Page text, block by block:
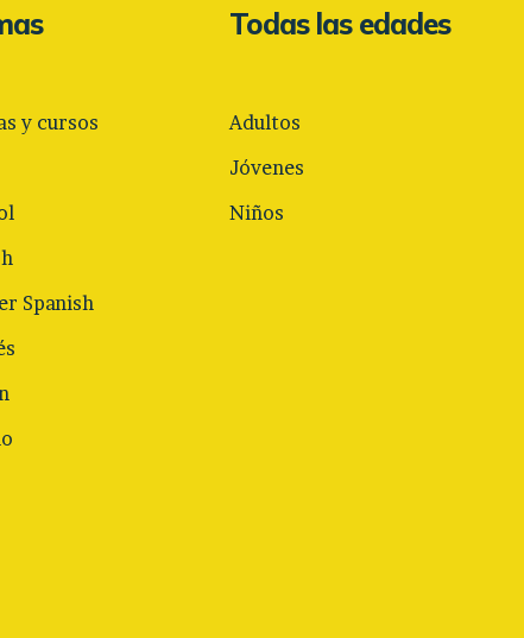
y cursos
Spanish
Todas las edades
Adultos
Jóvenes
Niños